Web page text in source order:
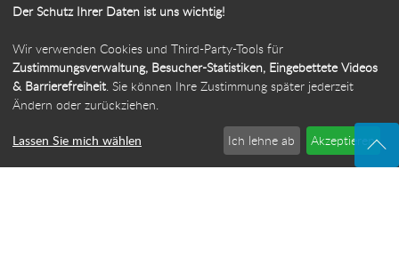
Ihr Weg zur Bürgerbeauftragten
Der Schutz Ihrer Daten ist uns wichtig!
Wir verwenden Cookies und Third-Party-Tools für
Zustimmungsverwaltung, Besucher-Statistiken, Eingebettete Videos
& Barrierefreiheit. Sie können Ihre Zustimmung später jederzeit
Ändern oder zurückziehen.
Lassen Sie mich wählen Ich lehne ab Akzeptieren